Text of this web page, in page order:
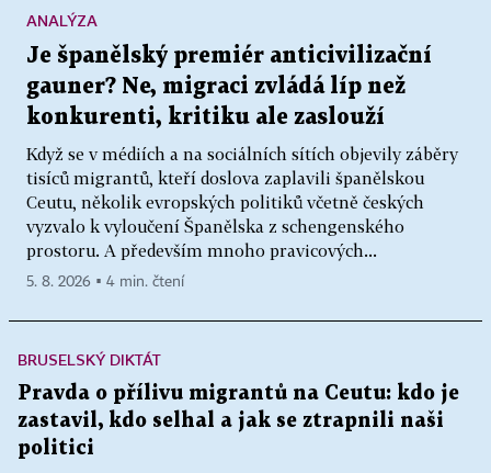
Je španělský premiér anticivilizační
gauner? Ne, migraci zvládá líp než
konkurenti, kritiku ale zaslouží
Když se v médiích a na sociálních sítích objevily záběry
tisíců migrantů, kteří doslova zaplavili španělskou
Ceutu, několik evropských politiků včetně českých
vyzvalo k vyloučení Španělska z schengenského
prostoru. A především mnoho pravicových...
ANALÝZA
5. 8. 2026 ▪ 4 min. čtení
BRUSELSKÝ DIKTÁT
Pravda o přílivu migrantů na Ceutu: kdo je
zastavil, kdo selhal a jak se ztrapnili naši
politici